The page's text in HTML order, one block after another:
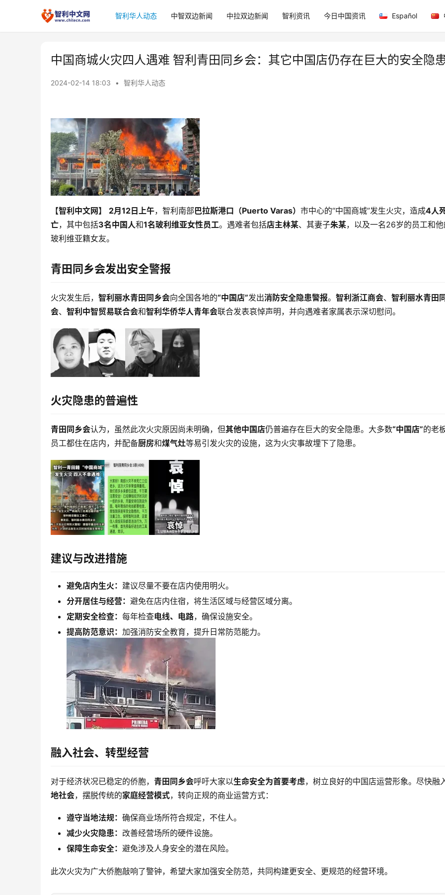
智利华人动态 中智双边新闻 中拉双边新闻 智利资讯 今日中国资讯 Español
中国商城火灾四人遇难 智利青田同乡会：其它中国店仍存在巨大的安全隐
2024-02-14 18:03 • 智利华人动态
【智利中文网】 2月12日上午，智利南部巴拉斯港口（Puerto Varas） 市中心的“中国商城”发生火灾，造成4人
亡，其中包括3名中国人和1名玻利维亚女性员工。遇难者包括店主林某、其妻子朱某，以及一名26岁的员工和他
玻利维亚籍女友。
青田同乡会发出安全警报
火灾发生后， 智利丽水青田同乡会向全国各地的“中国店”发出消防安全隐患警报。 智利浙江商会、 智利丽水青田
会、 智利中智贸易联合会和智利华侨华人青年会联合发表哀悼声明，并向遇难者家属表示深切慰问。
火灾隐患的普遍性
青田同乡会认为，虽然此次火灾原因尚未明确，但其他中国店仍普遍存在巨大的安全隐患。大多数“中国店”的老
员工都住在店内，并配备厨房和煤气灶等易引发火灾的设施，这为火灾事故埋下了隐患。
建议与改进措施
避免店内生火： 建议尽量不要在店内使用明火。
分开居住与经营： 避免在店内住宿，将生活区域与经营区域分离。
定期安全检查： 每年检查电线、电路，确保设施安全。
提高防范意识： 加强消防安全教育，提升日常防范能力。
融入社会、转型经营
对于经济状况已稳定的侨胞， 青田同乡会呼吁大家以生命安全为首要考虑，树立良好的中国店运营形象。尽快融
地社会，摆脱传统的家庭经营模式，转向正规的商业运营方式：
遵守当地法规： 确保商业场所符合规定，不住人。
减少火灾隐患： 改善经营场所的硬件设施。
保障生命安全： 避免涉及人身安全的潜在风险。
此次火灾为广大侨胞敲响了警钟，希望大家加强安全防范，共同构建更安全、更规范的经营环境。